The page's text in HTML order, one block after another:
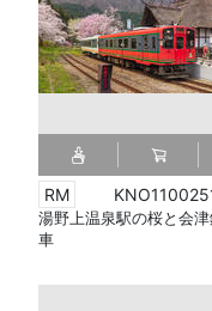
湯野上温泉駅の桜と会津
車